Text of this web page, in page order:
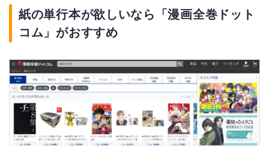
紙の単行本が欲しいなら「漫画全巻ドット
コム」がおすすめ